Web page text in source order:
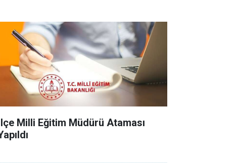
Milli Eğitim Müdürü Ataması